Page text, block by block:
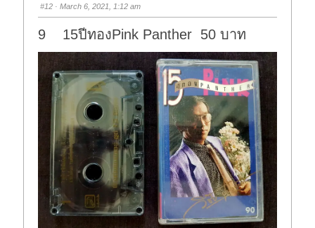
d
o
u
p
#12 · March 6, 2021, 1:12 am
9 15ปีทองPink Panther 50 บาท